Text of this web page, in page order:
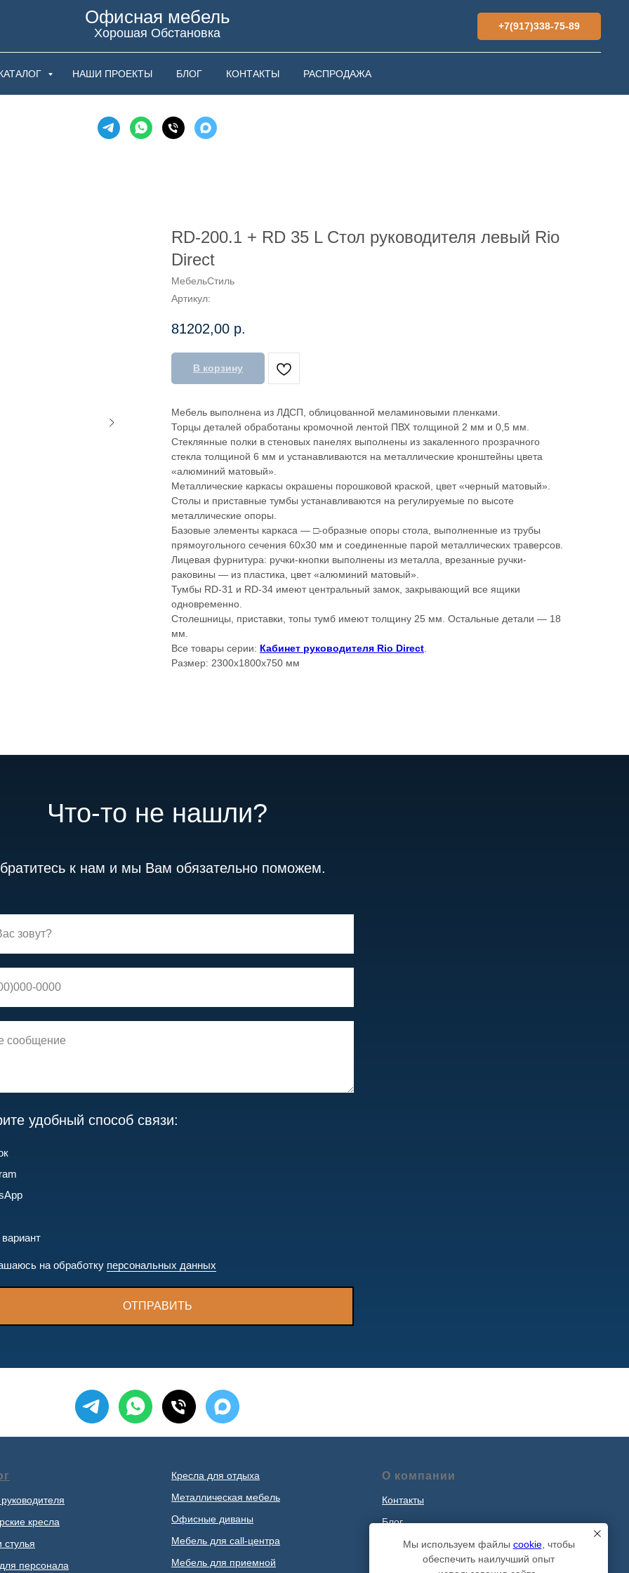
Офисная мебель
Хорошая Обстановка +7(917)338-75-89
НАШИ ПРОЕКТЫ БЛОГ КОНТАКТЫ РАСПРОДАЖА
RD-200.1 + RD 35 L Стол руководителя левый Rio
Direct
МебельСтиль
Артикул:
81202,00 р.
В корзину
Мебель выполнена из ЛДСП, облицованной меламиновыми пленками.
Торцы деталей обработаны кромочной лентой ПВХ толщиной 2 мм и 0,5 мм.
Стеклянные полки в стеновых панелях выполнены из закаленного прозрачного
стекла толщиной 6 мм и устанавливаются на металлические кронштейны цвета
«алюминий матовый».
Металлические каркасы окрашены порошковой краской, цвет «черный матовый».
Столы и приставные тумбы устанавливаются на регулируемые по высоте
металлические опоры.
Базовые элементы каркаса — □-образные опоры стола, выполненные из трубы
прямоугольного сечения 60х30 мм и соединенные парой металлических траверсов.
Лицевая фурнитура: ручки-кнопки выполнены из металла, врезанные ручки-
раковины — из пластика, цвет «алюминий матовый».
Тумбы RD-31 и RD-34 имеют центральный замок, закрывающий все ящики
одновременно.
Столешницы, приставки, топы тумб имеют толщину 25 мм. Остальные детали — 18
мм.
Все товары серии: Кабинет руководителя Rio Direct.
Размер: 2300x1800x750 мм
Что-то не нашли?
к нам и мы Вам обязательно поможем.
удобный способ связи:
на обработку персональных данных
ОТПРАВИТЬ
Мы используем файлы cookie, чтобы
обеспечить наилучший опыт
кресла
стулья
персонала
Кресла для отдыха
Металлическая мебель
Офисные диваны
Мебель для call-центра
Мебель для приемной
О компании
Контакты
Блог
Наши проекты
Политика обработки персональных